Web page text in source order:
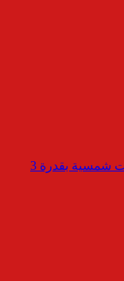
Olptechegypt تنتهي من تنفيذ مشروعات شمسية بقدرة 3